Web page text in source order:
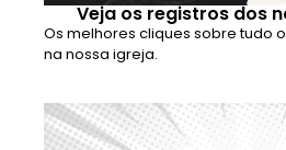
Veja os registros dos
Os melhores cliques sobre tudo
na nossa igreja.